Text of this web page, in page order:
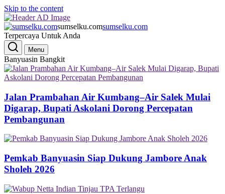
Skip to the content
sumselku.comsumselku.com
Terpercaya Untuk Anda
Menu
Banyuasin Bangkit
Jalan Prambahan Air Kumbang–Air Salek Mulai
Digarap, Bupati Askolani Dorong Percepatan
Pembangunan
Pemkab Banyuasin Siap Dukung Jambore Anak
Sholeh 2026